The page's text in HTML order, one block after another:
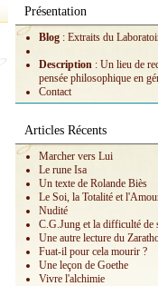
Présentation
Blog : Extraits du
Description : Un lieu de
pensée philosophique en
Contact
Articles Récents
Marcher vers Lui
Le rune Isa
Un texte de Rolande Biès
Le Soi, la Totalité et
Nudité
C.G.Jung et la difficulté de
Une autre lecture du
Fuat-il pour cela mourir ?
Une leçon de Goethe
Vivre l'alchimie